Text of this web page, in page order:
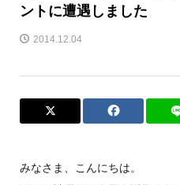
ントに遭遇しました
2014.12.04
みなさま、こんにちは。